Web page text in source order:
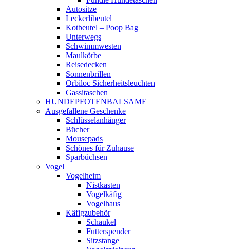
Autositze
Leckerlibeutel
Kotbeutel – Poop Bag
Unterwegs
Schwimmwesten
Maulkörbe
Reisedecken
Sonnenbrillen
Orbiloc Sicherheitsleuchten
Gassitaschen
HUNDEPFOTENBALSAME
Ausgefallene Geschenke
Schlüsselanhänger
Bücher
Mousepads
Schönes für Zuhause
Sparbüchsen
Vogel
Vogelheim
Nistkasten
Vogelkäfig
Vogelhaus
Käfigzubehör
Schaukel
Futterspender
Sitzstange